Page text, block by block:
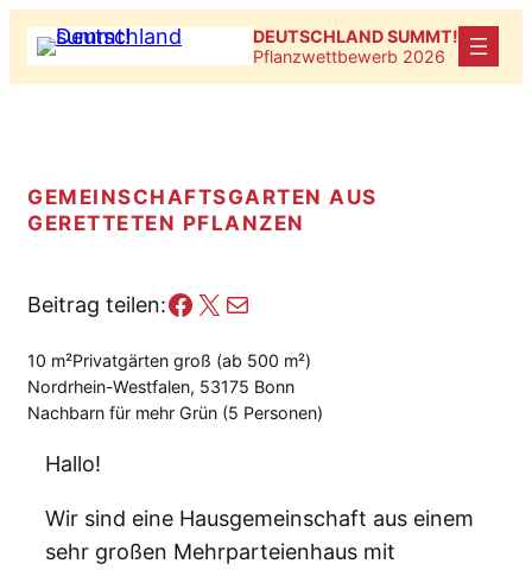
Zum
Inhalt
springen
DEUTSCHLAND SUMMT!
Pflanzwettbewerb 2026
GEMEINSCHAFTSGARTEN AUS
GERETTETEN PFLANZEN
Beitrag teilen:Facebook
X E-Mail
10 m²Privatgärten groß (ab 500 m²)
Nordrhein-Westfalen, 53175 Bonn
Nachbarn für mehr Grün (5 Personen)
Hallo!
Wir sind eine Hausgemeinschaft aus einem
sehr großen Mehrparteienhaus mit